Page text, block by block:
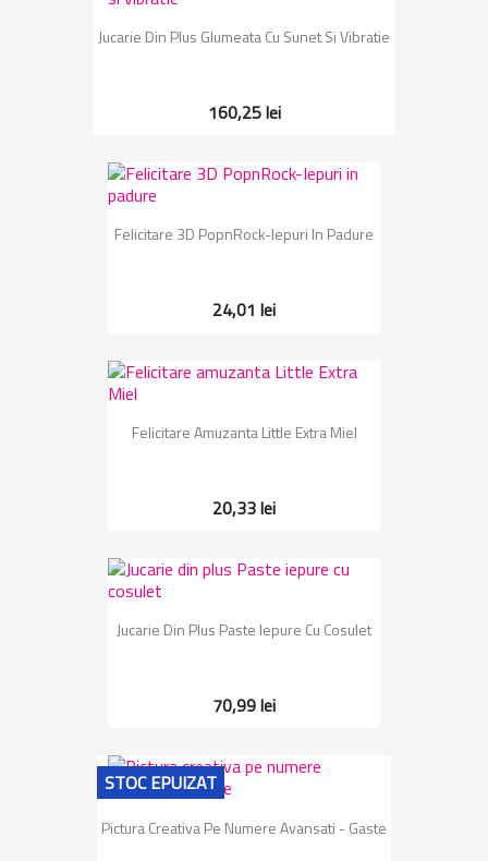
Jucarie Din Plus Glumeata Cu Sunet Si Vibratie
160,25 lei
Felicitare 3D PopnRock-Iepuri In Padure
24,01 lei
Felicitare Amuzanta Little Extra Miel
20,33 lei
Jucarie Din Plus Paste Iepure Cu Cosulet
70,99 lei
Pictura Creativa Pe Numere Avansati - Gaste
STOC EPUIZAT